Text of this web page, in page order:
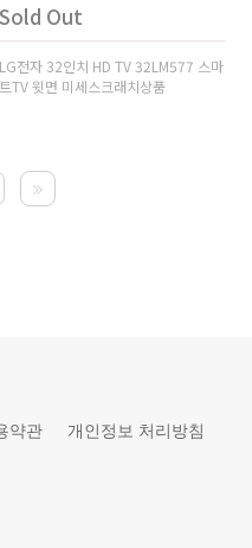
Sold Out
LG전자 32인치 HD TV 32LM577 스마
트TV 윗면 미세스크래치상품
약관 개인정보 처리방침